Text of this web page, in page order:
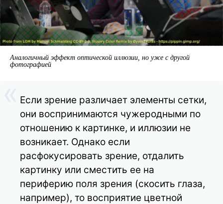
Аналогичный эффект оптической иллюзии, но уже с другой
фотографией
Если зрение различает элементы сетки,
они воспринимаются чужеродными по
отношению к картинке, и иллюзии не
возникает. Однако если
расфокусировать зрение, отдалить
картинку или сместить ее на
периферию поля зрения (скосить глаза,
например), то восприятие цветной